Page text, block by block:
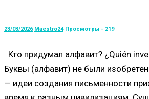
23/03/2026 Maestro24 Просмотры - 219
Кто придумал алфавит? ¿Quién
Буквы (алфавит) не были
— идеи создания письменности